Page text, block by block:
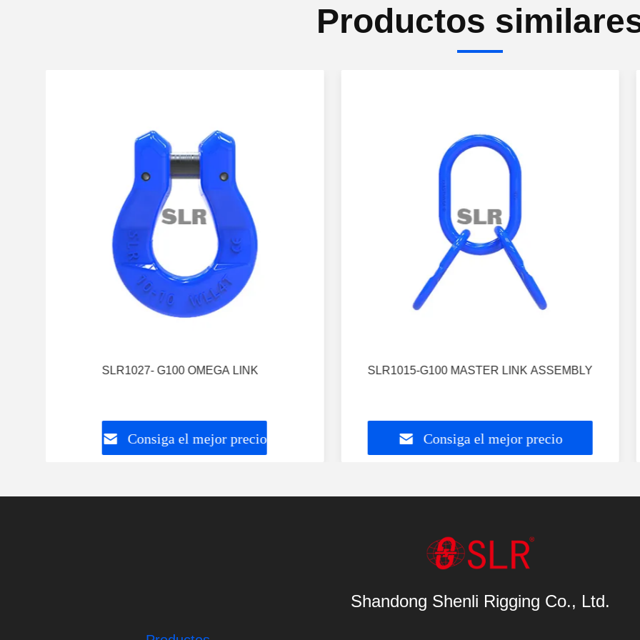
Productos
SLR1027- G100 OMEGA LINK
Consiga el mejor precio
SLR1015-G100 MASTER LINK ASSEMBLY
Consiga el mejor precio
Shandong Shenli Rigging Co., Ltd.